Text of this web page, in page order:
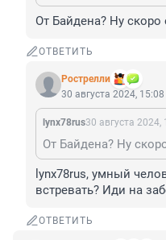
От Байдена? Ну скоро
ОТВЕТИТЬ
Рострелли
30 августа 2024, 15:08
lynx78rus30 августа 2024,
lynx78rus, умный
встревать? Иди на
ОТВЕТИТЬ